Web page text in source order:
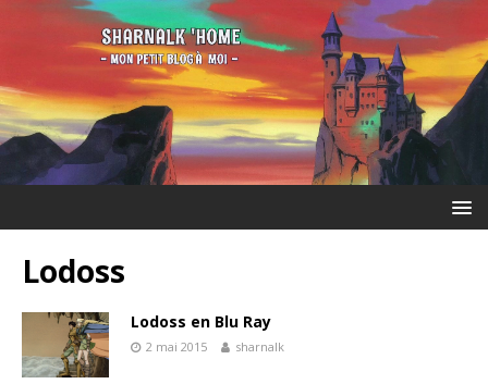
Lodoss
Lodoss en Blu Ray
2 mai 2015 sharnalk